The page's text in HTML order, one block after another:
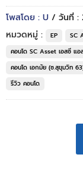
โพสโดย : U / วันที่ :
หมวดหมู่ :
EP SC
คอนโด SC Asset เอสซี แอ
คอนโด เอกมัย (ซ.สุขุมวิท
รีวิว คอนโด